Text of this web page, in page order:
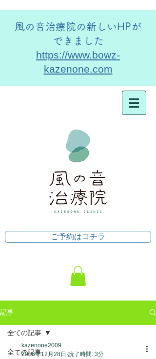
​風の音治療院の新しいHPが
できました
https://www.bowz-
kazenone.com
ご予約はコチラ
記事
全ての記事
全ての記事
kazenone2009
2016年12月28日 読了時間: 3分